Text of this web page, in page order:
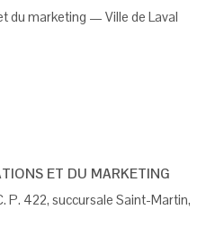
du marketing — Ville de Laval
ET DU MARKETING
P. 422, succursale Saint-Martin,